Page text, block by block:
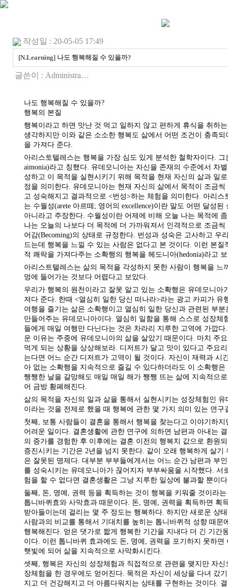
작성일 : 20-05-05 17:49
[N.Learning] 나도 행복해질 수 있을까?
글쓴이 : Administra…
나도 행복해질 수 있을까?
행복의 본질
행복이라고 하면 맛난 것 먹고 일하지 않고 편하게 휴식을 취하
생각하지만 이와 같은 소소한 행복도 삶에서 어떤 조건이 충족
을 가져다 준다.
아리스토텔레스는 행복을 가장 심도 있게 분석한 철학자이다. 그
aimonia)라고 칭했다. 유데모니아는 자신을 존재의 수준에서 차
성하고 이 목적을 실현시키기 위해 목적을 현재 자신의 삶과 일
정을 의미한다. 유데모니아는 현재 자신의 삶에서 목적이 조금
고 성숙해지고 결과적으로 <번성>하는 체험을 의미한다. 아리스
는 수월성(arete 아르떼; 영어의 excellence)이란 말도 어떤 달성
아니라고 주장한다. 수월성이란 어제에 비해 오늘 나는 목적에
나는 오늘의 나보다 더 목적에 더 가까워져서 인격적으로 조금
어감(Becoming)의 상태로 규정한다. 번성과 성숙은 고사하고 우
드는데 행복을 느낄 수 있는 사람은 없다고 본 것이다. 이런 본질
적 쾌락을 가져다주는 소확행의 행복을 헤도니아(hedonia)라고
아리스트텔레스는 삶의 목적을 각성하지 못한 사람이 행복을 느
멍에 들어가는 것보다 어렵다고 보았다.
우리가 행복의 원천이라고 잘못 알고 있는 소확행은 유데모니아
져다 준다. 한때 <열심히 일한 당신 떠나라>라는 광고 카피가 유
여행을 즐기는 삶은 소확행이고 열심히 일한 당신과 관련된 부
만들어주는 유데모니아이다. 열심히 일함을 통해 스스로 성장체
들에게 매일 여행만 다닌다는 것은 차라리 지루한 고역에 가깝
운 이유는 주중에 유데모니아의 삶을 살았기 때문이다. 마치 주
먹게 되는 상황을 상상해보라. 디저트가 달고 맛이 있다고 주요
는다면 어느 순간 디저트가 고역이 될 것이다. 자신이 재력과 시
아 없는 소확행을 지속적으로 즐길 수 있다하더라도 이 소확행
쨍쨍한 날을 갈망해도 매일 매일 해가 쨍쨍 뜨는 삶에 지속적으
어 금방 황폐해진다.
삶의 목적을 자신의 일과 삶을 통해서 실현시키는 성장체험인
이라는 것을 전제로 했을 때 행복에 관한 몇 가지 의미 있는 연구
첫째, 보통 사람들이 결혼을 통해서 행복을 찾는다고 이야기하
어려운 일이다. 결혼생활에 관한 연구에 의하면 남편과 아내는
의 증가를 경험한 후 이후에는 결혼 이전의 행복치 값으로 환원
증진시키는 기간은 2년을 넘지 못한다. 같이 오래 행복하게 살기
은 잘못된 명제다. 대부분 부부들에게서는 어느 순간 남편과 부
를 성숙시키는 유데모니아가 끊어지자 부부싸움을 시작했다. 서
험을 할 수 없다면 결혼생활은 그냥 지루한 일상에 불과할 뿐이
둘째, 돈, 명예, 권력 등을 획득하는 것이 행복을 키워줄 것이라
톱니바퀴효와 사막효과 때문이다. 돈, 명예, 권력을 획득하면 획
받아들이는데 걸리는 몇 주 정도는 행복하다. 하지만 새로운 상
사람과의 비교를 통해서 기대치를 높히는 톱니바퀴적 성향 때문
행복해진다. 얻은 댓가로 짧게 행복한 기간을 지내다 더 긴 기간
이다. 이런 톱니바퀴 효과에도 돈, 명예, 권력을 포기하지 못하면
햇빛에 되어 삶을 지속적으로 사막화시킨다.
셋째, 행복은 자신의 성장체험과 직접적으로 관련을 맺지만 자
장체험을 한 경우에도 얻어진다. 목적은 자신이 세상을 다녀 갔
지고 더 건강해지고 더 아름다워지는 상태를 구현하는 것이다.